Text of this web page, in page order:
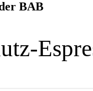
BAB